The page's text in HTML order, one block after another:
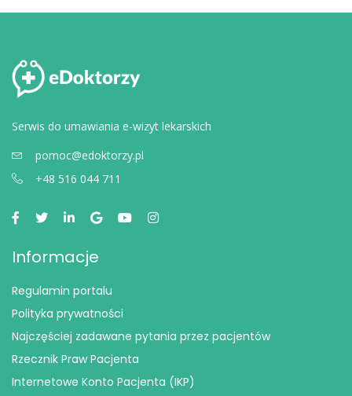
Serwis do umawiania e-wizyt lekarskich
pomoc@edoktorzy.pl
+48 516 044 711
Informacje
Regulamin portalu
Polityka prywatności
Najczęściej zadawane pytania przez pacjentów
Rzecznik Praw Pacjenta
Internetowe Konto Pacjenta (IKP)